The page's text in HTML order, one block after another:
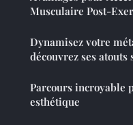
Musculaire Post-
Dynamisez votre
découvrez ses atouts
Parcours incroyable
esthétique